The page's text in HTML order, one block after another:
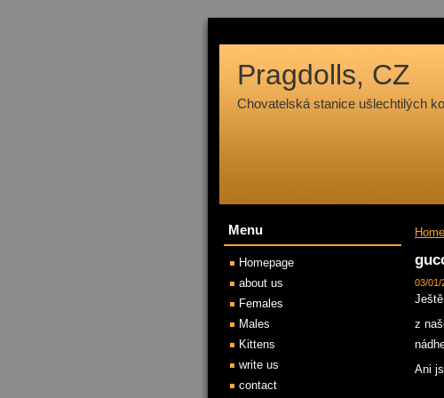
Pragdolls, CZ
Chovatelská stanice ušlechtilých
03/01/
z
Ani
Menu
Homepage
about us
Females
Males
Kittens
write us
contact